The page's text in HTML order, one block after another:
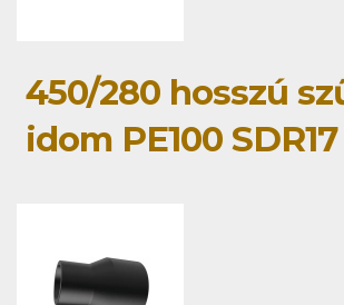
450/280 hosszú
idom PE100 SDR17